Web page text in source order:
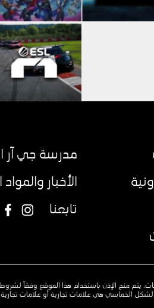
مدرسة جي آر
الأخبار
تابعنا
يتم منح الإذن باستخدام هذا الموقع وفقاً
الخماسي هي علامات تجارية أو علامات